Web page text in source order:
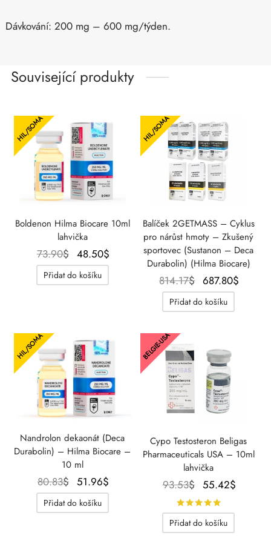
Dávkování: 200 mg – 600 mg/týden.
Související produkty
HIL/SOMA
Boldenon Hilma Biocare 10ml
lahvička
73.90$ Původní
cena
byla:
48.50$
Aktuální
Přidat do košíku
HIL/SOMA
Balíček 2GETMASS – Cyklus
pro nárůst hmoty – Zkušený
sportovec (Sustanon – Deca
Durabolin) (Hilma Biocare)
814.17$ Původní
cena
byla:
687.80$
Přidat do košíku
HIL/SOMA
Nandrolon dekaonát (Deca
Durabolin) – Hilma Biocare –
10 ml
80.83$ Původní
cena
byla:
51.96$
Přidat do košíku
BELGIE-USA
Cypo Testosteron Beligas
Pharmaceuticals USA – 10ml
lahvička
93.53$ Původní
cena
byla:
93.53$.
55.42$
Přidat do košíku